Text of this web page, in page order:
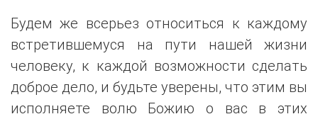
Будем же всерьез относиться к каждому
встретившемуся на пути нашей жизни
человеку, к каждой возможности сделать
доброе дело, и будьте уверены, что этим вы
исполняете волю Божию о вас в этих